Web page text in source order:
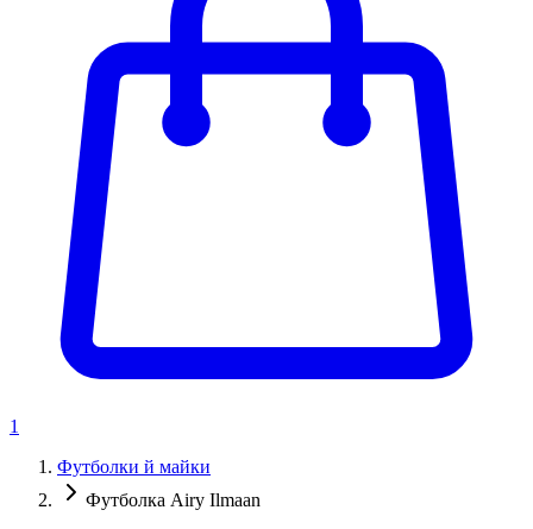
1
Футболки й майки
Футболка Airy Ilmaan